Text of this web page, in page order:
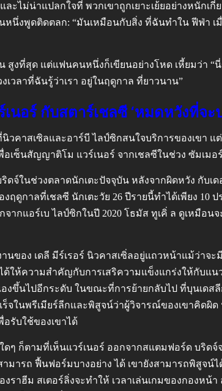
ละไม่น่าแปลกใจที่ พวกเขาถูกเยาะเย้ยอย่างหนักเ
นึ่งพูดติดตลก: “มันเหมือนกับสิ่ง ที่ฉันทำใน ฟีฟ่า เ
สูงที่สุด แต่แฟนคนหนึ่งก็เขียนอย่างโหด เหี้ยมว่า
เวลาที่ฉันรู้ว่าเรา อยู่ในฤดูกาล ที่ยาวนาน”
นอร์ กับสตาร์เชลซี ‘หมดหวังที่จะ
วคาสเซิลและอาร์บี ไลป์ซิกสนใจบริการของเขา
อเซ็นสัญญาติโม แวร์เนอร์ จากเชลซีในช่วง ซัมเมอ
จ์ในช่วงตลาดนักเตะปัจจุบัน หลังจากผิดหวัง กับเ
ฤดูกาลที่เชลซี นักเตะวัย 26 ปีรายนี้ทำได้เพียง
จากแอร์เบ ไลป์ซิกในปี 2020 โธมัส ทูเคิ่ ล ดูเหมื
านของ เดลี มีร์เรอร์ นิวคาสเซิ่ลอยู่แถวหน้าแม้ว่าจ
ด้ให้ความสำคัญกับการเสริความแข็งแกร่งให้กับแ
องขึ้นไปอีกระดับ ในขณะที่การย้ายกลับไป ที่บุนเดส
ร็จในพรีเมียร์ลีกและพิสูจน์ว่าผู้วิจารณ์ของเขาคิด
อรับใช้ของเขาได้
ดๆ ก็ตามที่เห็นแวร์เนอร์ ออกจากสแตมฟอร์ด บริด
ามารถ ฟื้นฟอร์มบางอย่าง ได้ เขายังสามารถพิสูจ
งราฮีม สเตอร์ลิ่งจะทำให้ เวลาเล่นเกมของกองหน้